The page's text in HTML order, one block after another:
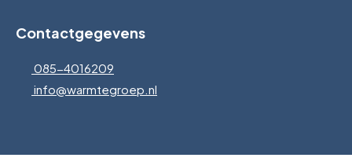
Contactgegevens
085-4016209
info@warmtegroep.nl